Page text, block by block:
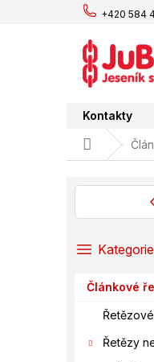
+420 584
Kontakty
Domů
PřeskočitKategorie
Článkové
Řetězy